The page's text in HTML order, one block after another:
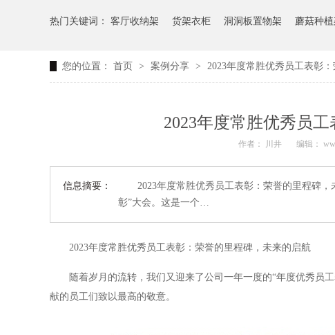
热门关键词： 客厅收纳架 货架衣柜 洞洞板置物架 蘑菇种植
您的位置： 首页 > 案例分享 > 2023年度常胜优秀员工表彰
2023年度常胜优秀员
作者： 川井 编辑：
信息摘要：
2023年度常胜优秀员工表彰：荣誉的里程碑
彰”大会。这是一个…
2023年度常胜优秀员工表彰：荣誉的里程碑，未来的启航
随着岁月的流转，我们又迎来了公司一年一度的“年度优秀员
献的员工们致以最高的敬意。